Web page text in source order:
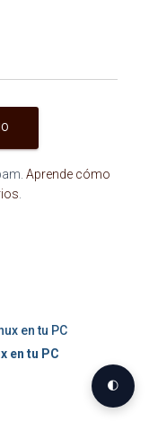
Aprende cómo
en tu PC
🌓